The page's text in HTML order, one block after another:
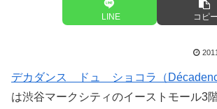
LINE コピー
デカダンス ドュ ショコラ（
は渋谷マークシティのイーストモール3